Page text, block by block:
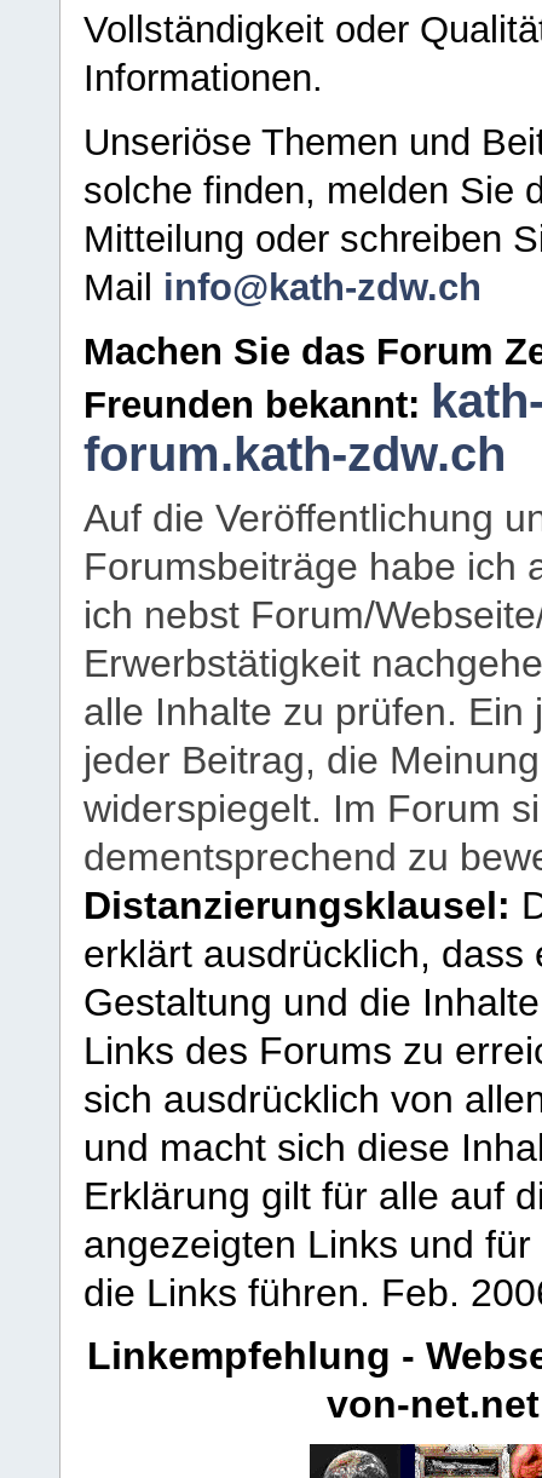
Vollständigkeit oder
Informationen.
Unseriöse Themen und
solche finden, melden Sie
Mitteilung oder schreiben
Mail info@kath-zdw.ch
Machen Sie das Forum
Freunden bekannt:
forum.kath-zdw.ch
Auf die Veröffentlichung
Forumsbeiträge habe ich
ich nebst Forum/
Erwerbstätigkeit
alle Inhalte zu prüfen.
jeder Beitrag, die
widerspiegelt. Im Forum
dementsprechend zu
Distanzierungsklausel:
erklärt ausdrücklich,
Gestaltung und die
Links des Forums zu
sich ausdrücklich von
und macht sich diese
Erklärung gilt für alle auf
angezeigten Links und
die Links führen. Feb.
Linkempfehlung -
von-net.net